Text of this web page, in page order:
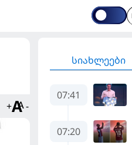
+ -
სიახლეები
07:41
07:20